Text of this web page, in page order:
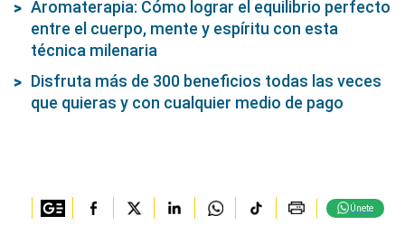
que quieras y con cualquier medio de pago
Yoga Posturas Cuerpo
Mente